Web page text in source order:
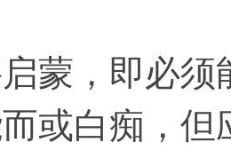
，即必须
或白痴，